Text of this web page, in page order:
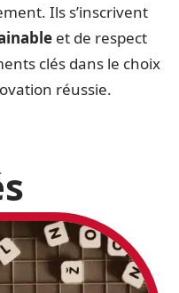
Ils s’inscrivent
et de respect
clés dans le choix
réussie.